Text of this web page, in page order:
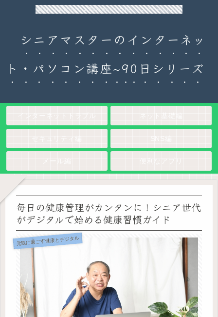
90日チャレンジ！シニアのためのパソコン・インターネット入門
シニアマスターのインターネッ
ト・パソコン講座~90日シリーズ
毎日の健康管理がカンタンに！シニア世代
がデジタルで始める健康習慣ガイド
元気に過ごす健康とデジタル